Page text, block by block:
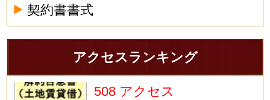
契約書書式
アクセスランキング
508 アクセス